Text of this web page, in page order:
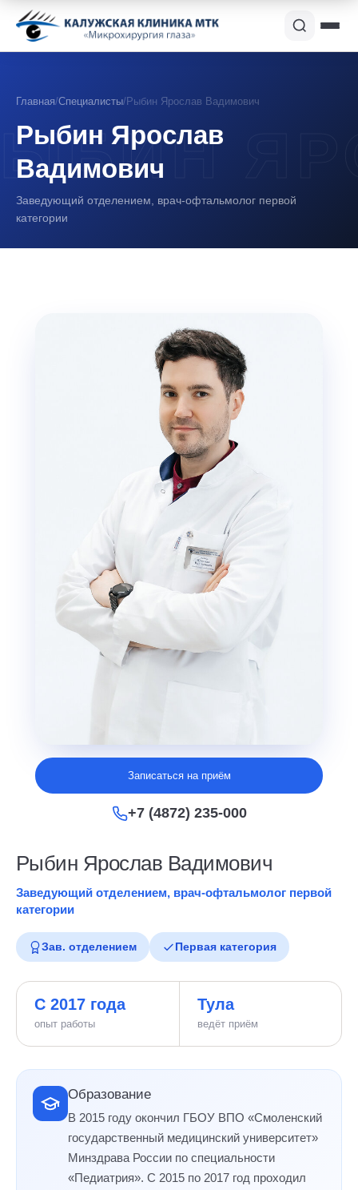
Главная/Специалисты/Рыбин Ярослав Вадимович
Рыбин Ярослав
Вадимович
Заведующий отделением, врач-офтальмолог первой
категории
Записаться на приём
+7 (4872) 235-000
Рыбин Ярослав Вадимович
Заведующий отделением, врач-офтальмолог первой
категории
Зав. отделением Первая категория
С 2017 года
опыт работы
Тула
ведёт приём
Образование
В 2015 году окончил ГБОУ ВПО «Смоленский
государственный медицинский университет»
Минздрава России по специальности
«Педиатрия». С 2015 по 2017 год проходил